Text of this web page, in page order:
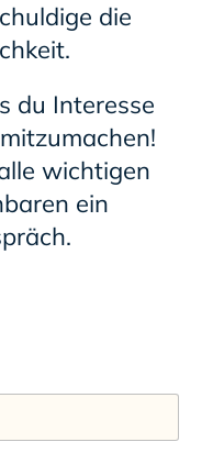
die
du Interesse
wichtigen
ein